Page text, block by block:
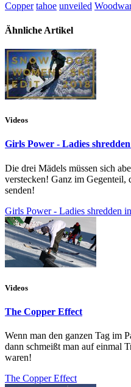
Copper tahoe unveiled
Ähnliche Artikel
Videos
Girls Power - Ladies
Die drei Mädels müssen sich
verstecken! Ganz im Gegenteil,
senden!
Girls Power - Ladies shredden
Videos
The Copper Effect
Wenn man den ganzen Tag im
dann schmeißt man auf einmal
waren!
The Copper Effect